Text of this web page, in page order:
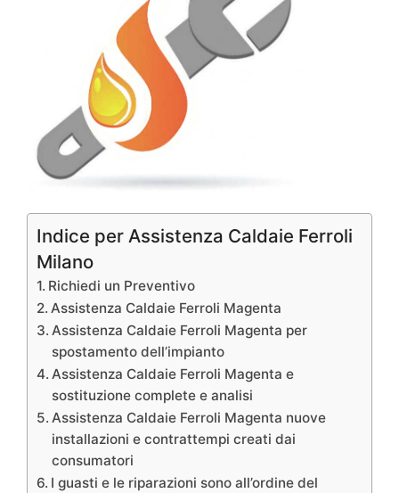
Indice per Assistenza Caldaie Ferroli
Milano
Richiedi un Preventivo
Assistenza Caldaie Ferroli Magenta
Assistenza Caldaie Ferroli Magenta per
spostamento dell’impianto
Assistenza Caldaie Ferroli Magenta e
sostituzione complete e analisi
Assistenza Caldaie Ferroli Magenta nuove
installazioni e contrattempi creati dai
consumatori
I guasti e le riparazioni sono all’ordine del